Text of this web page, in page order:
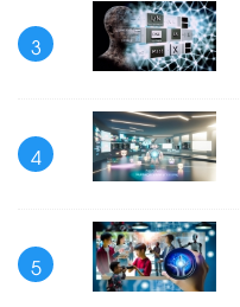
3
4
5